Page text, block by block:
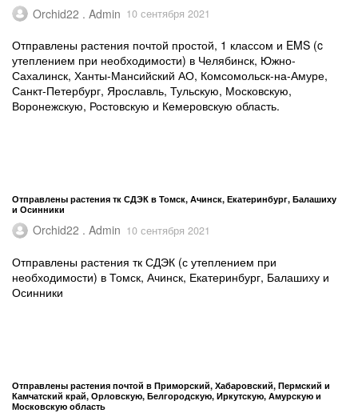
Orchid22 . Admin 10 сентября 2021
Отправлены растения почтой простой, 1 классом и EMS (c
утеплением при необходимости) в Челябинск, Южно-
Сахалинск, Ханты-Мансийский АО, Комсомольск-на-Амуре,
Санкт-Петербург, Ярославль, Тульскую, Московскую,
Воронежскую, Ростовскую и Кемеровскую область.
Отправлены растения тк СДЭК в Томск, Ачинск, Екатеринбург, Балашиху
и Осинники
Orchid22 . Admin 10 сентября 2021
Отправлены растения тк СДЭК (с утеплением при
необходимости) в Томск, Ачинск, Екатеринбург, Балашиху и
Осинники
Отправлены растения почтой в Приморский, Хабаровский, Пермский и
Камчатский край, Орловскую, Белгородскую, Иркутскую, Амурскую и
Московскую область